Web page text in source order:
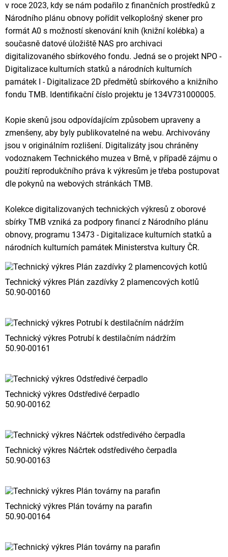
v roce 2023, kdy se nám podařilo z finančních prostředků z
Národního plánu obnovy pořídit velkoplošný skener pro
formát A0 s možností skenování knih (knižní kolébka) a
současně datové úložiště NAS pro archivaci
digitalizovaného sbírkového fondu. Jedná se o projekt NPO -
Digitalizace kulturních statků a národních kulturních
památek I - Digitalizace 2D předmětů sbírkového a knižního
fondu TMB. Identifikační číslo projektu je 134V731000005.
Kopie skenů jsou odpovídajícím způsobem upraveny a
zmenšeny, aby byly publikovatelné na webu. Archivovány
jsou v originálním rozlišení. Digitalizáty jsou chráněny
vodoznakem Technického muzea v Brně, v případě zájmu o
použití reprodukčního práva k výkresům je třeba postupovat
dle pokynů na webových stránkách TMB.
Kolekce digitalizovaných technických výkresů z oborové
sbírky TMB vzniká za podpory financí z Národního plánu
obnovy, programu 13473 - Digitalizace kulturních statků a
národních kulturních památek Ministerstva kultury ČR.
Technický výkres Plán zazdívky 2 plamencových kotlů
50.90-00160
Technický výkres Potrubí k destilačním nádržím
50.90-00161
Technický výkres Odstředivé čerpadlo
50.90-00162
Technický výkres Náčrtek odstředivého čerpadla
50.90-00163
Technický výkres Plán továrny na parafin
50.90-00164